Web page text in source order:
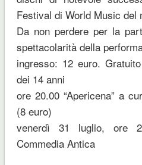
Festival di World Music del
Da non perdere per la
spettacolarità della
ingresso: 12 euro.
dei 14 anni
ore 20.00 “Apericena” a
(8 euro)
venerdì 31 luglio, ore
Commedia Antica